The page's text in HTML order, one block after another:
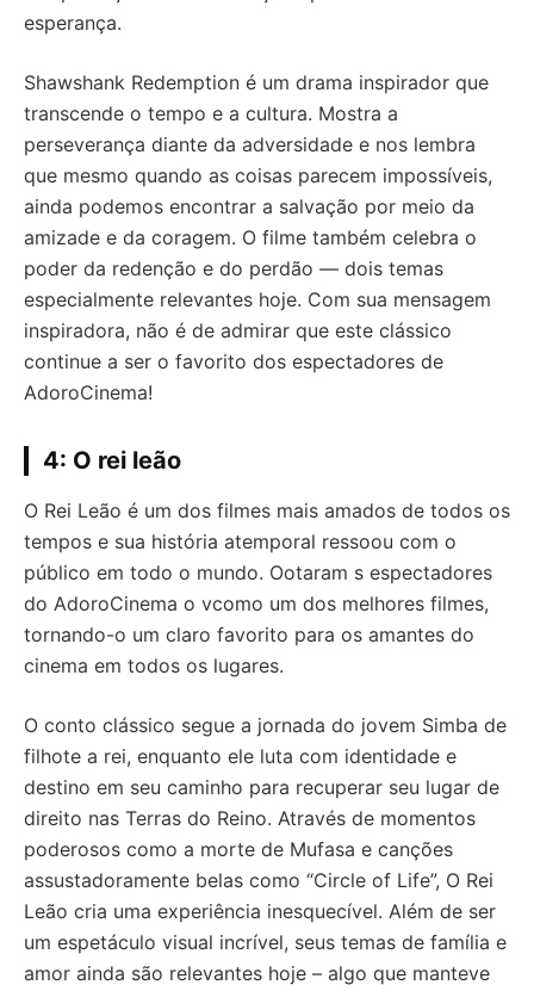
esperança.
Shawshank Redemption é um drama inspirador que
transcende o tempo e a cultura. Mostra a
perseverança diante da adversidade e nos lembra
que mesmo quando as coisas parecem impossíveis,
ainda podemos encontrar a salvação por meio da
amizade e da coragem. O filme também celebra o
poder da redenção e do perdão — dois temas
especialmente relevantes hoje. Com sua mensagem
inspiradora, não é de admirar que este clássico
continue a ser o favorito dos espectadores de
AdoroCinema!
4: O rei leão
O Rei Leão é um dos filmes mais amados de todos os
tempos e sua história atemporal ressoou com o
público em todo o mundo. Ootaram s espectadores
do AdoroCinema o vcomo um dos melhores filmes,
tornando-o um claro favorito para os amantes do
cinema em todos os lugares.
O conto clássico segue a jornada do jovem Simba de
filhote a rei, enquanto ele luta com identidade e
destino em seu caminho para recuperar seu lugar de
direito nas Terras do Reino. Através de momentos
poderosos como a morte de Mufasa e canções
assustadoramente belas como “Circle of Life”, O Rei
Leão cria uma experiência inesquecível. Além de ser
um espetáculo visual incrível, seus temas de família e
amor ainda são relevantes hoje – algo que manteve